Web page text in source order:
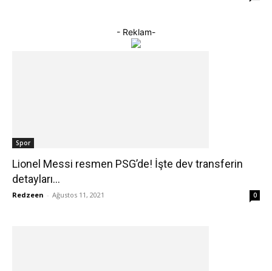
- Reklam-
Spor
Lionel Messi resmen PSG’de! İşte dev transferin
detayları…
Redzeen - Ağustos 11, 2021 0